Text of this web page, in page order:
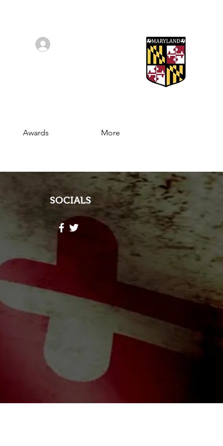
Awards More
Join
Lope
Alone Boy
Follow
Follow
SOCIALS